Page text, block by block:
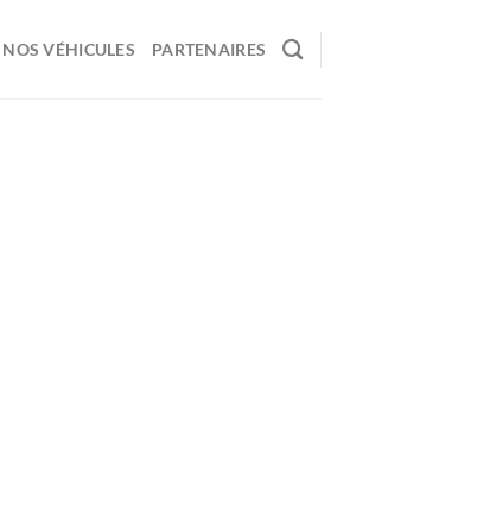
NOS VÉHICULES PARTENAIRES